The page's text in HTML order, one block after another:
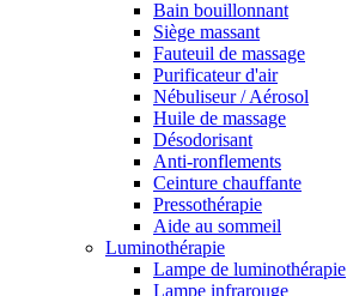
Bain bouillonnant
Siège massant
Fauteuil de massage
Purificateur d'air
Nébuliseur / Aérosol
Huile de massage
Désodorisant
Anti-ronflements
Ceinture chauffante
Pressothérapie
Aide au sommeil
Luminothérapie
Lampe de luminothérapie
Lampe infrarouge